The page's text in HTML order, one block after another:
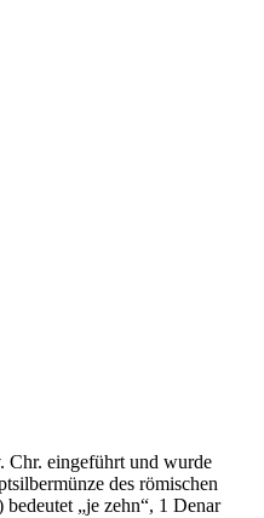
Chr. eingeführt und wurde
des römischen
„je zehn“, 1 Denar